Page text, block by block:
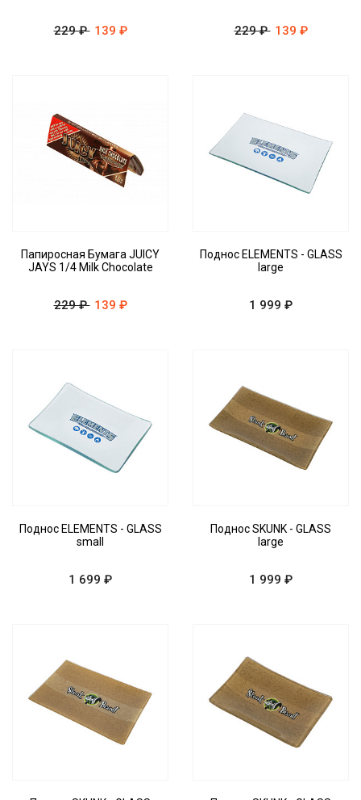
229 ₽ 139 ₽ 229 ₽ 139 ₽
Папиросная Бумага JUICY
JAYS 1/4 Milk Chocolate
229 ₽ 139 ₽
Поднос ELEMENTS - GLASS
large
1 999 ₽
Поднос ELEMENTS - GLASS
small
1 699 ₽
Поднос SKUNK - GLASS
large
1 999 ₽